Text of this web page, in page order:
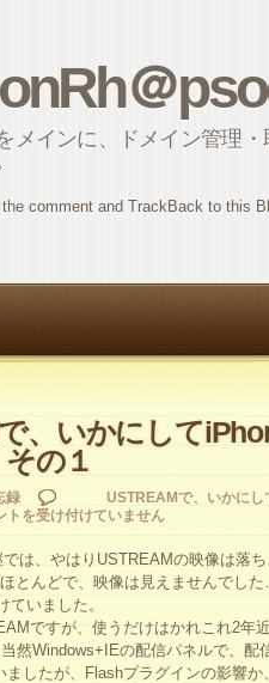
＠
メインに、ドメイン管理
the comment and TrackBack to this
、いかにして
の１
録
USTREAMで、いかに
トを受け付けていません
は、やはりUSTREAMの映像は落
とんどで、映像は見えませんでし
ていました。
ですが、使うだけはかれこれ2年
然Windows+IEの配信パネルで、配
ましたが、Flashプラグインの影響